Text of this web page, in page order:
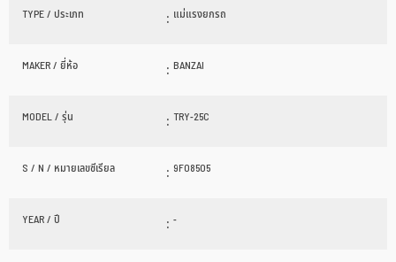
TYPE / ประเภท : แม่แรงยกรถ
MAKER / ยี่ห้อ : BANZAI
MODEL / รุ่น : TRY-25C
S / N / หมายเลขซีเรียล : 9F08505
YEAR / ปี : -